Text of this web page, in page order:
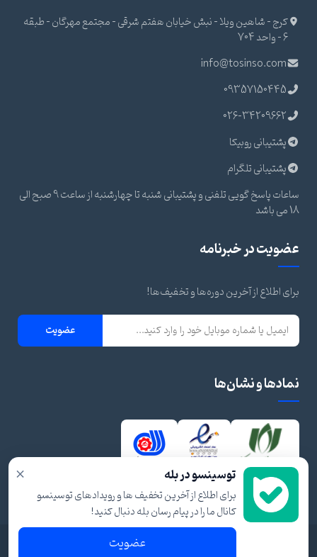
کرج - شاهین ویلا - نبش خیابان هفتم شرقی - مجتمع مهرگان - طبقه
6 - واحد 704
info@tosinso.com
09357150445
026-34209662
پشتیبانی روبیکا
پشتیبانی تلگرام
ساعات پاسخ گویی تلفنی و پشتیبانی شنبه تا چهارشنبه از ساعت 9 صبح الی
18 می باشد
عضویت در خبرنامه
برای اطلاع از آخرین دوره‌ها و تخفیف‌ها!
عضویت
نمادها و نشان‌ها
× توسینسو در بله
برای اطلاع از آخرین تخفیف ها و رویدادهای توسینسو
کانال ما را در پیام رسان بله دنبال کنید!
عضویت